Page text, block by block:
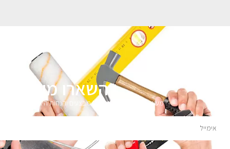
השארו
מעוניינים לקבל עדכונים על מבצעים והנחות הירשמו